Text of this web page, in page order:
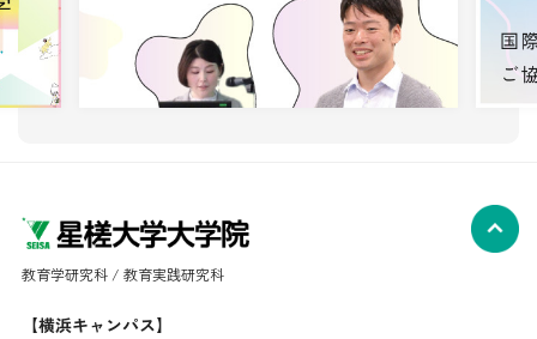
教育学研究科 / 教育実践研究科
【横浜キャンパス】